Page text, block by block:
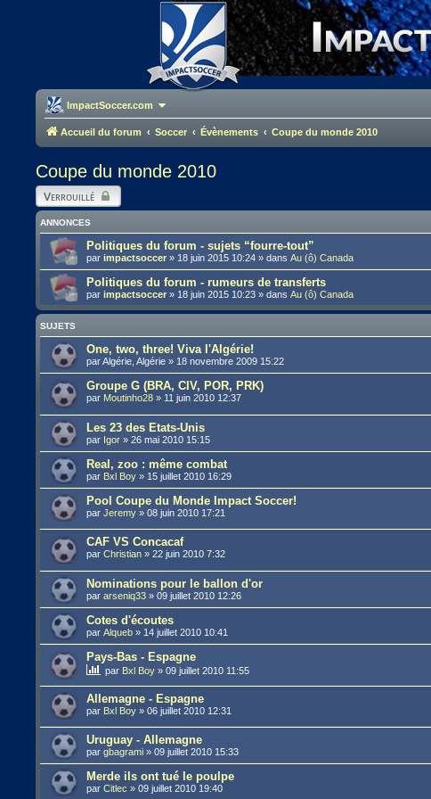
ImpactSoccer.com
Accueil du forum Soccer Évènements Coupe du monde 2010
Coupe du monde 2010
Verrouillé
ANNONCES
Politiques du forum - sujets “fourre-tout”
parimpactsoccer » 18 juin 2015 10:24 » dansAu (ô) Canada
Politiques du forum - rumeurs de transferts
parimpactsoccer » 18 juin 2015 10:23 » dansAu (ô) Canada
SUJETS
One, two, three! Viva l'Algérie!
parAlgérie, Algérie » 18 novembre 2009 15:22
Groupe G (BRA, CIV, POR, PRK)
par Moutinho28 » 11 juin 2010 12:37
Les 23 des Etats-Unis
par Igor »26 mai 2010 15:15
Real, zoo : même combat
par Bxl Boy » 15 juillet 2010 16:29
Pool Coupe du Monde Impact Soccer!
parJeremy »08 juin 2010 17:21
CAF VS Concacaf
parChristian »22 juin 2010 7:32
Nominations pour le ballon d'or
pararseniq33 »09 juillet 2010 12:26
Cotes d'écoutes
parAlqueb » 14 juillet 2010 10:41
Pays-Bas - Espagne
par Bxl Boy »09 juillet 2010 11:55
Allemagne - Espagne
par Bxl Boy »06 juillet 2010 12:31
Uruguay - Allemagne
pargbagrami »09 juillet 2010 15:33
Merde ils ont tué le poulpe
parCitlec »09 juillet 2010 19:40